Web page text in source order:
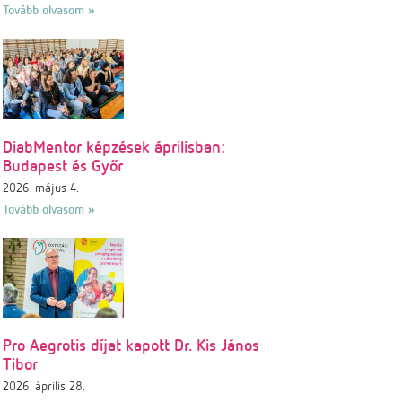
Tovább olvasom »
DiabMentor képzések áprilisban:
Budapest és Győr
2026. május 4.
Tovább olvasom »
Pro Aegrotis díjat kapott Dr. Kis János
Tibor
2026. április 28.